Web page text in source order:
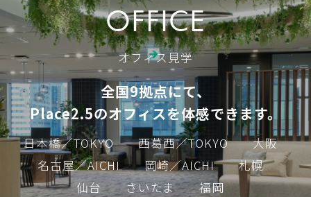
OFFICE
オフィス見学
全国9拠点にて、
Place2.5のオフィスを体感できます。
日本橋／TOKYO 西葛西／TOKYO
大阪
名古屋／AICHI
岡崎／AICHI
札幌
仙台
さいたま 福岡